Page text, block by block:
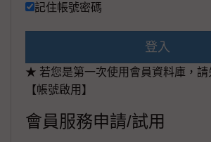
記住帳號密碼
登入
★ 若您是第一次使用會員資料庫，請
【帳號啟用】
會員服務申請/試用